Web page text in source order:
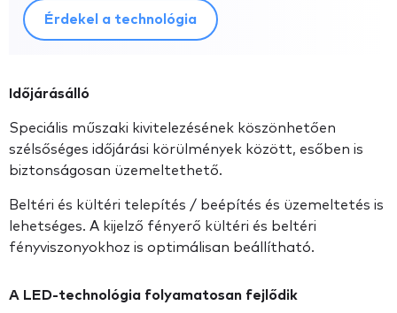
Érdekel a technológia
Időjárásálló
Speciális műszaki kivitelezésének köszönhetően
szélsőséges időjárási körülmények között, esőben is
biztonságosan üzemeltethető.
Beltéri és kültéri telepítés / beépítés és üzemeltetés is
lehetséges. A kijelző fényerő kültéri és beltéri
fényviszonyokhoz is optimálisan beállítható.
A LED-technológia folyamatosan fejlődik